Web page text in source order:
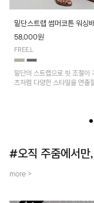
밑단스트랩 썸머코튼 워싱
58,000원
FREE,L
밑단의 스트랩으로 핏 조절이
츠처럼 다양한 스타일을 연출
#오직 주줌에서만
more >